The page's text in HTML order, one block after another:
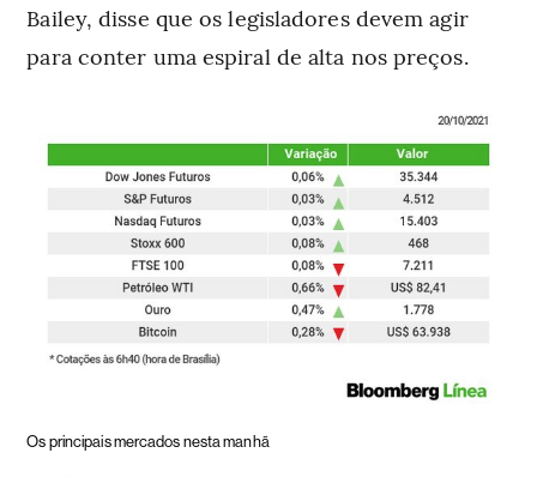
Bailey, disse que os legisladores devem agir
para conter uma espiral de alta nos preços.
Os principais mercados nesta manhã